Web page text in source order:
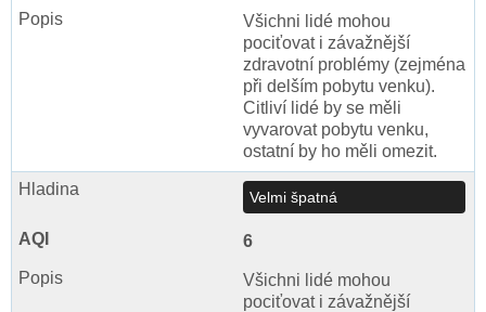
Všichni lidé mohou
pociťovat i závažnější
zdravotní problémy (zejména
při delším pobytu venku).
Citliví lidé by se měli
vyvarovat pobytu venku,
ostatní by ho měli omezit.
Velmi špatná
6
Všichni lidé mohou
pociťovat i závažnější